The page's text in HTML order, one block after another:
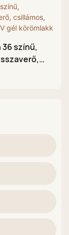
gyári
36 színű,